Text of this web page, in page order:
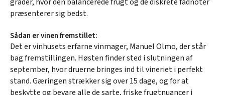
præsenterer sig bedst.
Sådan er vinen fremstillet:
Det er vinhusets erfarne vinmager, Manuel Olmo, der står
bag fremstillingen. Høsten finder sted i slutningen af
september, hvor druerne bringes ind til vineriet i perfekt
stand. Gæringen strækker sig over 15 dage, og for at
beskytte og bevare alle de sarte, friske frugtnuancer i